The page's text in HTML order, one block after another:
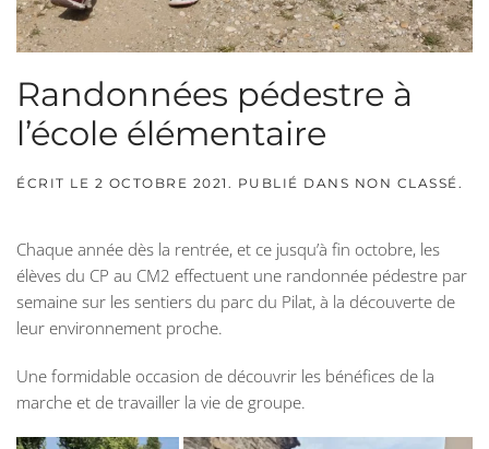
Randonnées pédestre à
l’école élémentaire
ÉCRIT LE 2 OCTOBRE 2021 . PUBLIÉ DANS NON CLASSÉ.
Chaque année dès la rentrée, et ce jusqu’à fin octobre, les
élèves du CP au CM2 effectuent une randonnée pédestre par
semaine sur les sentiers du parc du Pilat, à la découverte de
leur environnement proche.
Une formidable occasion de découvrir les bénéfices de la
marche et de travailler la vie de groupe.